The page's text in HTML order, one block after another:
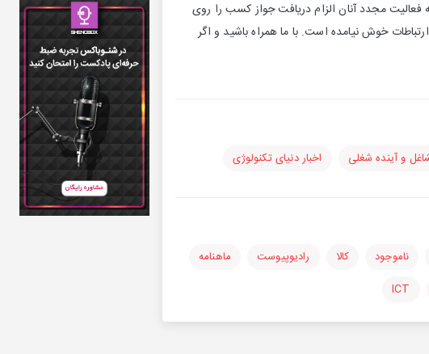
فعالیت مجدد آنان الزام دریافت جواز کسب را روی
خوش نیامده است. با ما همراه باشید و اگر
و آینده شغلی اخبار دنیای تکنولوژی
ناموجود کالا رادیوپیوست
ماهنامه
ICT